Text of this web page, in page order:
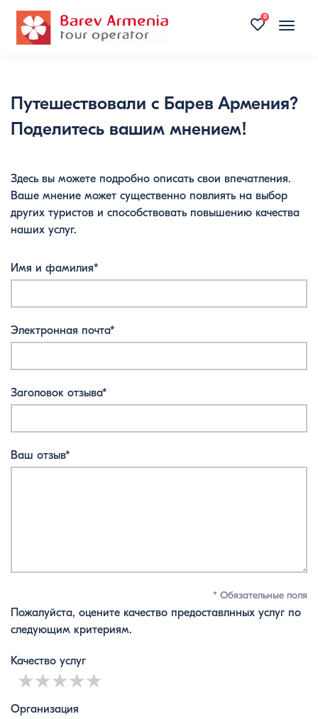
Toggle
0
Путешествовали с Барев Армения?
Поделитесь вашим мнением!
Здесь вы можете подробно описать свои впечатления.
Ваше мнение может существенно повлиять на выбор
других туристов и способствовать повышению качества
наших услуг.
Имя и фамилия*
Электронная почта*
Заголовок отзыва*
Ваш отзыв*
* Обязательные поля
Пожалуйста, оцените качество предоставлнных услуг по
следующим критериям.
Качество услуг
4 stars
3 stars
2 stars
1 star
Организация